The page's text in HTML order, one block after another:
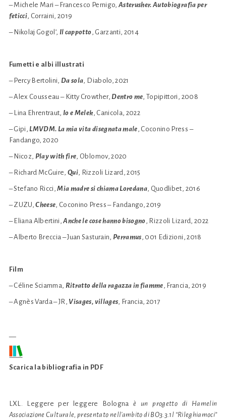
– Michele Mari – Francesco Pernigo, Asterusher. Autobiografia per
feticci, Corraini, 2019
– Nikolaj Gogol’, Il cappotto , Garzanti, 2014
Fumetti e albi illustrati
– Percy Bertolini, Da sola , Diabolo, 2021
– Alex Cousseau – Kitty Crowther, Dentro me , Topipittori, 2008
– Lina Ehrentraut, Io e Melek , Canicola, 2022
– Gipi, LMVDM. La mia vita disegnata male , Coconino Press –
Fandango, 2020
– Nicoz, Play with fire , Oblomov, 2020
– Richard McGuire,Qui , Rizzoli Lizard, 2015
– Stefano Ricci,Mia madre si chiama Loredana , Quodlibet, 2016
– ZUZU,Cheese , Coconino Press – Fandango, 2019
– Eliana Albertini,Anche le cose hanno bisogno , Rizzoli Lizard, 2022
– Alberto Breccia – Juan Sasturain, Perramus , 001 Edizioni, 2018
Film
– Céline Sciamma, Ritratto della ragazza in fiamme , Francia, 2019
– Agnès Varda – JR, Visages, villages , Francia, 2017
Scarica la bibliografia in PDF
LXL. Leggere per leggere Bologna
è un progetto di Hamelin
Associazione Culturale, presentato nell'ambito di BO3.3.1l “Rileghiamoci”